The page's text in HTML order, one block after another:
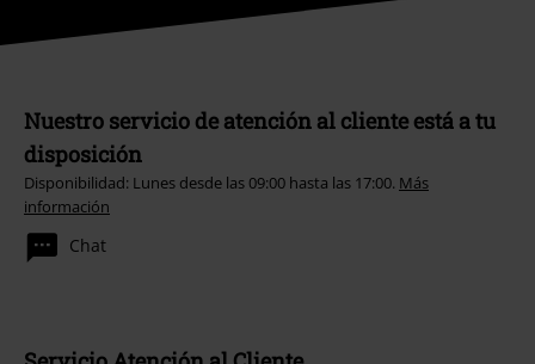
Nuestro servicio de atención al cliente está a tu
disposición
Disponibilidad: Lunes desde las 09:00 hasta las 17:00.
información
Servicio Atención al Cliente